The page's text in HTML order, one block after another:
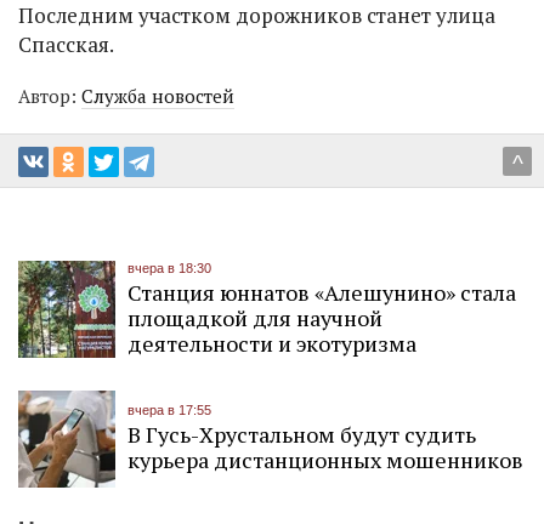
Последним участком дорожников станет улица
Спасская.
Автор: Служба новостей
^
вчера в 18:30
Станция юннатов «Алешунино» стала
площадкой для научной
деятельности и экотуризма
вчера в 17:55
В Гусь-Хрустальном будут судить
курьера дистанционных мошенников